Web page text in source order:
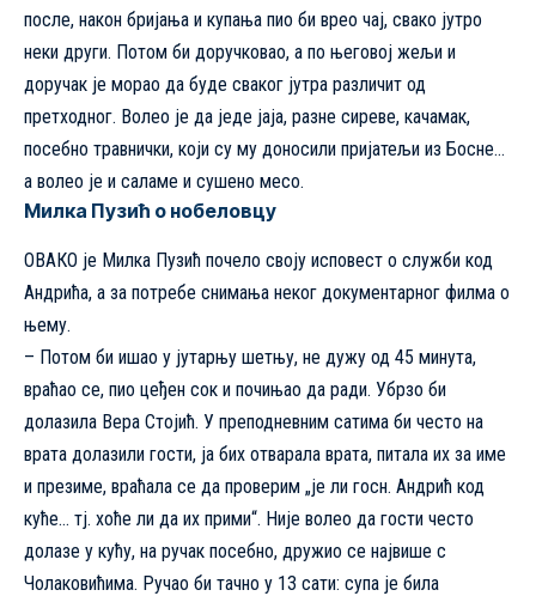
после, након бријања и купања пио би врео чај, свако јутро
неки други. Потом би доручковао, а по његовој жељи и
доручак је морао да буде сваког јутра различит од
претходног. Волео је да једе јаја, разне сиреве, качамак,
посебно травнички, који су му доносили пријатељи из Босне…
а волео је и саламе и сушено месо.
Милка Пузић о нобеловцу
ОВАКО је Милка Пузић почело своју исповест о служби код
Андрића, а за потребе снимања неког документарног филма о
њему.
– Потом би ишао у јутарњу шетњу, не дужу од 45 минута,
враћао се, пио цеђен сок и почињао да ради. Убрзо би
долазила Вера Стојић. У преподневним сатима би често на
врата долазили гости, ја бих отварала врата, питала их за име
и презиме, враћала се да проверим „је ли госн. Андрић код
куће… тј. хоће ли да их прими“. Није волео да гости често
долазе у кућу, на ручак посебно, дружио се највише с
Чолаковићима. Ручао би тачно у 13 сати: супа је била